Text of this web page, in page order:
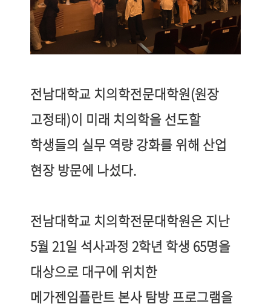
전남대학교 치의학전문대학원(원장
고정태)이 미래 치의학을 선도할
학생들의 실무 역량 강화를 위해 산업
현장 방문에 나섰다.
전남대학교 치의학전문대학원은 지난
5월 21일 석사과정 2학년 학생 65명을
대상으로 대구에 위치한
메가젠임플란트 본사 탐방 프로그램을